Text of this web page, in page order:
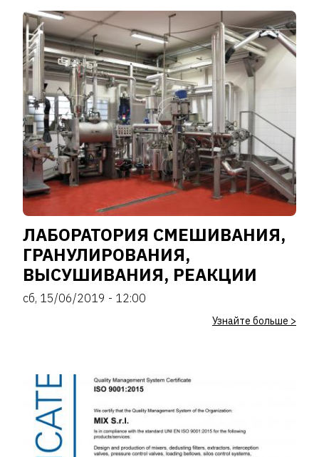
ЛАБОРАТОРИЯ СМЕШИВАНИЯ,
ГРАНУЛИРОВАНИЯ,
ВЫСУШИВАНИЯ, РЕАКЦИИ
сб, 15/06/2019 - 12:00
Узнайте больше >